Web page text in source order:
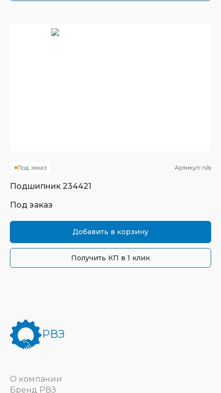
Под заказ Артикул: n/a
Подшипник 234421
Под заказ
Добавить в корзину
Получить КП в 1 клик
РВЗ
О компании
Бренд РВЗ